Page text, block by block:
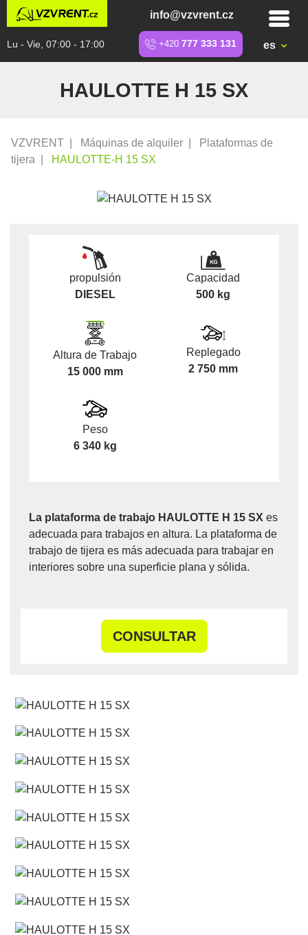
info@vzvrent.cz
Lu - Vie, 07:00 - 17:00 +420 777 333 131 es
HAULOTTE H 15 SX
VZVRENT Máquinas de alquiler
Plataformas de
tijera
HAULOTTE-H 15 SX
propulsión
DIESEL
Capacidad
500 kg
Altura de Trabajo
15 000 mm
Replegado
2 750 mm
Peso
6 340 kg
La plataforma de trabajo HAULOTTE H 15 SX es
adecuada para trabajos en altura. La plataforma de
trabajo de tijera es más adecuada para trabajar en
interiores sobre una superficie plana y sólida.
CONSULTAR